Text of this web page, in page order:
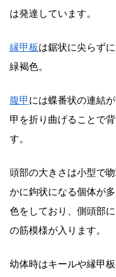
は発達しています。
縁甲板は鋸状に尖らず
緑褐色。
腹甲 には蝶番状の連結
甲を折り曲げることで
す。
頭部の大きさは小型で
かに鉤状になる個体が
色をしており、側頭部
の筋模様が入ります。
幼体時はキールや縁甲